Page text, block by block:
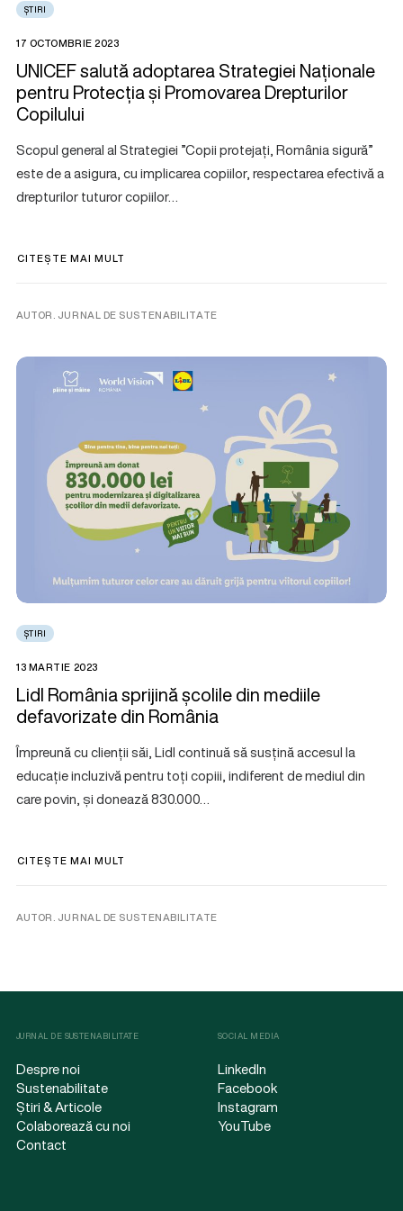
ȘTIRI
17 OCTOMBRIE 2023
UNICEF salută adoptarea Strategiei Naționale
pentru Protecția și Promovarea Drepturilor
Copilului
Scopul general al Strategiei ”Copii protejați, România sigură”
este de a asigura, cu implicarea copiilor, respectarea efectivă a
drepturilor tuturor copiilor…
CITEȘTE MAI MULT
AUTOR. JURNAL DE SUSTENABILITATE
ȘTIRI
13 MARTIE 2023
Lidl România sprijină școlile din mediile
defavorizate din România
Împreună cu clienții săi, Lidl continuă să susțină accesul la
educație incluzivă pentru toți copiii, indiferent de mediul din
care povin, și donează 830.000…
CITEȘTE MAI MULT
AUTOR. JURNAL DE SUSTENABILITATE
JURNAL DE SUSTENABILITATE
Despre noi
Sustenabilitate
Știri & Articole
Colaborează cu noi
Contact
SOCIAL MEDIA
LinkedIn
Facebook
Instagram
YouTube